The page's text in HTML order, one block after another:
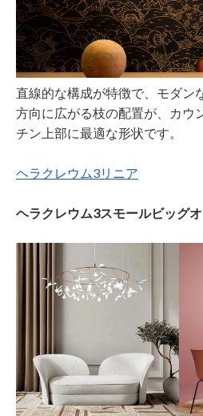
直線的な構成が特徴で、モダン
方向に広がる枝の配置が、カウ
チン上部に最適な形状です。
ヘラクレウム3リニア
ヘラクレウム3スモールビッグ